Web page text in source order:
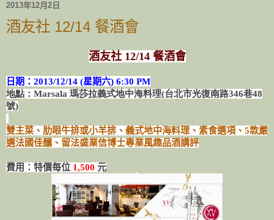
2013年12月2日
酒友社 12/14 餐酒會
酒友社 12/14 餐酒會
日期：2013/12/14 (星期六) 6:30 PM
地點：Marsala 瑪莎拉義式地中海料理(台北市光復南路346巷48
號)
雙主菜、肋眼牛排或小羊排、義式地中海料理、素食選項、5款嚴
選法國佳釀、留法盛業信博士專業風趣品酒講評
費用：特價每位 1,500 元